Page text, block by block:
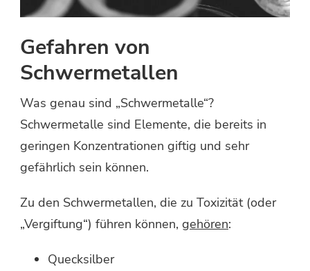
Gefahren von
Schwermetallen
Was genau sind „Schwermetalle“?
Schwermetalle sind Elemente, die bereits in
geringen Konzentrationen giftig und sehr
gefährlich sein können.
Zu den Schwermetallen, die zu Toxizität (oder
„Vergiftung“) führen können, gehören:
Quecksilber